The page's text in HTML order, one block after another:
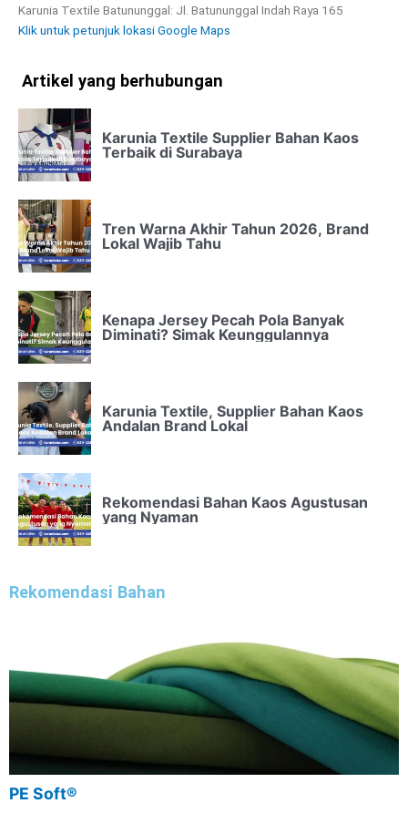
Karunia Textile Batununggal: Jl. Batununggal Indah Raya 165
Klik untuk petunjuk lokasi Google Maps
Artikel yang berhubungan
Karunia Textile Supplier Bahan Kaos
Terbaik di Surabaya
Tren Warna Akhir Tahun 2026, Brand
Lokal Wajib Tahu
Kenapa Jersey Pecah Pola Banyak
Diminati? Simak Keunggulannya
Karunia Textile, Supplier Bahan Kaos
Andalan Brand Lokal
Rekomendasi Bahan Kaos Agustusan
yang Nyaman
Rekomendasi Bahan
PE Soft®